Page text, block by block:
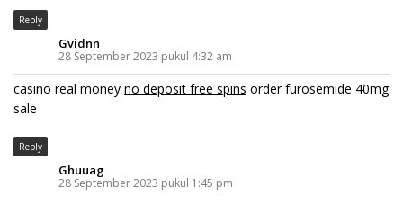
Reply
Gvidnn
28 September 2023 pukul 4:32 am
casino real money no deposit free spins order furosemide 40mg
sale
Reply
Ghuuag
28 September 2023 pukul 1:45 pm